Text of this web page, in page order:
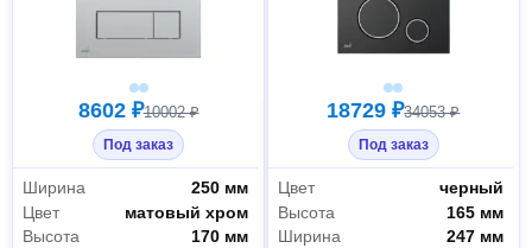
8602 ₽10002 ₽
Под заказ
Ширина
250 мм
Цвет
матовый хром
Высота
170 мм
18729 ₽34053 ₽
Под заказ
Цвет
черный
Высота
165 мм
Ширина
247 мм